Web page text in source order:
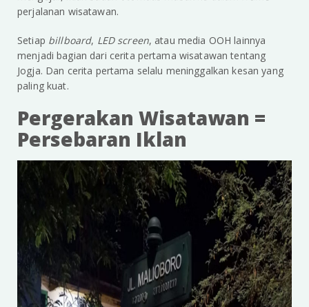
perjalanan wisatawan.
Setiap billboard, LED screen, atau media OOH lainnya
menjadi bagian dari cerita pertama wisatawan tentang
Jogja. Dan cerita pertama selalu meninggalkan kesan yang
paling kuat.
Pergerakan Wisatawan =
Persebaran Iklan